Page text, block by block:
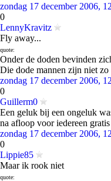
zondag 17 december 2006,
0
LennyKravitz
Fly away...
quote:
Onder de doden bevinden
Die dode mannen zijn niet zo
zondag 17 december 2006,
0
Guillerm0
Een geluk bij een ongeluk
na afloop voor iedereen
zondag 17 december 2006,
0
Lippie85
Maar ik rook niet
quote: